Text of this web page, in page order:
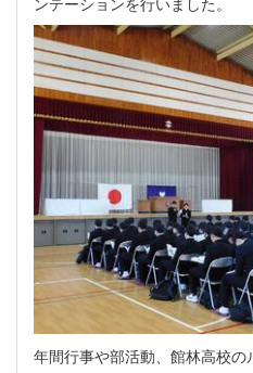
年間行事や部活動、館林高校の